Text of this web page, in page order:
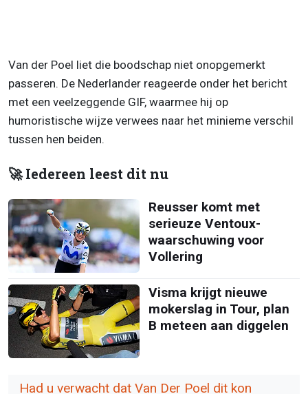
Van der Poel liet die boodschap niet onopgemerkt
passeren. De Nederlander reageerde onder het bericht
met een veelzeggende GIF, waarmee hij op
humoristische wijze verwees naar het minieme verschil
tussen hen beiden.
🚀 Iedereen leest dit nu
Reusser komt met
serieuze Ventoux-
waarschuwing voor
Vollering
Visma krijgt nieuwe
mokerslag in Tour, plan
B meteen aan diggelen
Had u verwacht dat Van Der Poel dit kon